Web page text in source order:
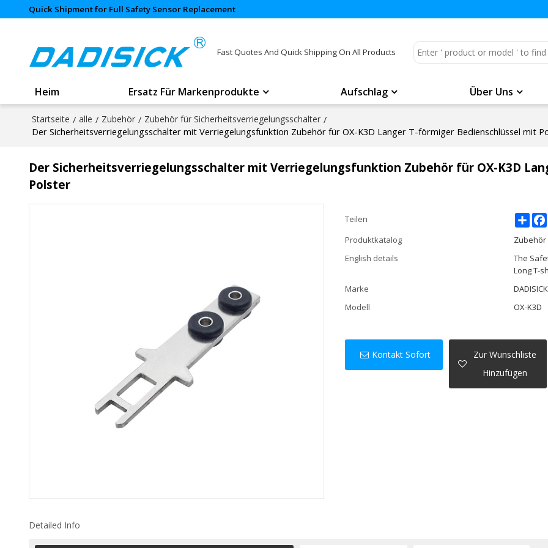
Quick Shipment for Full Safety Sensor Replacement
Fast Quotes And Quick Shipping On All Products
Heim Ersatz Für Markenprodukte Aufschlag Über Uns
Startseite / alle / Zubehör / Zubehör für Sicherheitsverriegelungsschalter /
Der Sicherheitsverriegelungsschalter mit Verriegelungsfunktion Zubehör für OX-K3D Langer T-förmiger Bedienschlüssel mit
Der Sicherheitsverriegelungsschalter mit Verriegelungsfunktion Zubehör für OX-K3D
Polster
Teilen
Produktkatalog
English details
The
Long T-
Marke
DADISICK
Modell
OX-K3D
Kontakt Sofort
Zur Wunschliste
Hinzufügen
Detailed Info